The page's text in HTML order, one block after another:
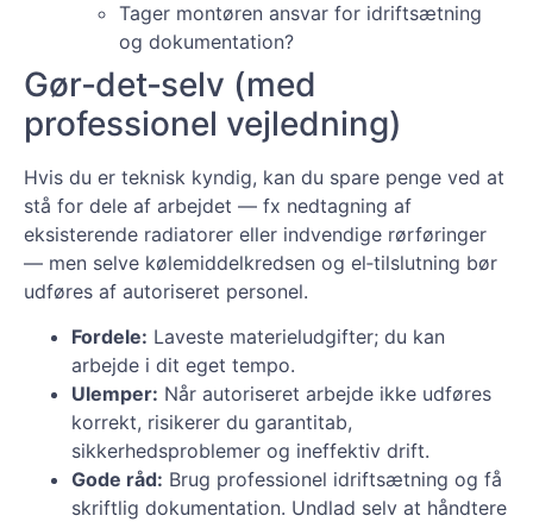
Tager montøren ansvar for idriftsætning
og dokumentation?
Gør‑det‑selv (med
professionel vejledning)
Hvis du er teknisk kyndig, kan du spare penge ved at
stå for dele af arbejdet — fx nedtagning af
eksisterende radiatorer eller indvendige rørføringer
— men selve kølemiddelkredsen og el‑tilslutning bør
udføres af autoriseret personel.
Fordele: Laveste materieludgifter; du kan
arbejde i dit eget tempo.
Ulemper: Når autoriseret arbejde ikke udføres
korrekt, risikerer du garanti­tab,
sikkerhedsproblemer og ineffektiv drift.
Gode råd: Brug professionel idriftsætning og få
skriftlig dokumentation. Undlad selv at håndtere